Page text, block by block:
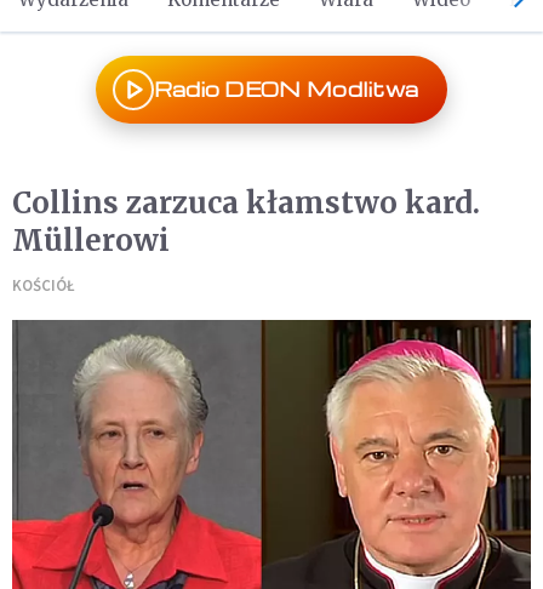
Radio DEON Modlitwa
Collins zarzuca kłamstwo kard.
Müllerowi
KOŚCIÓŁ